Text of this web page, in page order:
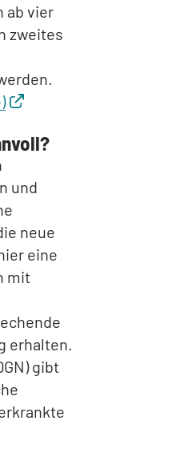
ab vier
zweites
und
neue
eine
mit
erhalten.
gibt